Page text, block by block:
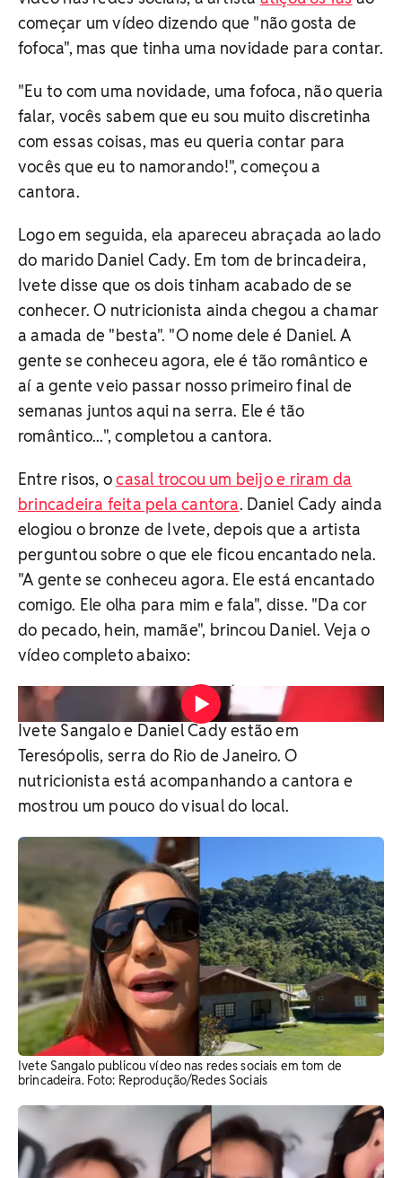
começar um vídeo dizendo que "não gosta de
fofoca", mas que tinha uma novidade para contar.
"Eu to com uma novidade, uma fofoca, não queria
falar, vocês sabem que eu sou muito discretinha
com essas coisas, mas eu queria contar para
vocês que eu to namorando!", começou a
cantora.
Logo em seguida, ela apareceu abraçada ao lado
do marido Daniel Cady. Em tom de brincadeira,
Ivete disse que os dois tinham acabado de se
conhecer. O nutricionista ainda chegou a chamar
a amada de "besta". "O nome dele é Daniel. A
gente se conheceu agora, ele é tão romântico e
aí a gente veio passar nosso primeiro final de
semanas juntos aqui na serra. Ele é tão
romântico...", completou a cantora.
Entre risos, ocasal trocou um beijo e riram da
brincadeira feita pela cantora. Daniel Cady ainda
elogiou o bronze de Ivete, depois que a artista
perguntou sobre o que ele ficou encantado nela.
"A gente se conheceu agora. Ele está encantado
comigo. Ele olha para mim e fala", disse. "Da cor
do pecado, hein, mamãe", brincou Daniel. Veja o
vídeo completo abaixo:
Video: Reprodução/Instagram
Ivete Sangalo e Daniel Cady estão em
Teresópolis, serra do Rio de Janeiro. O
nutricionista está acompanhando a cantora e
mostrou um pouco do visual do local.
Ivete Sangalo publicou vídeo nas redes sociais em tom de
brincadeira. Foto: Reprodução/Redes Sociais